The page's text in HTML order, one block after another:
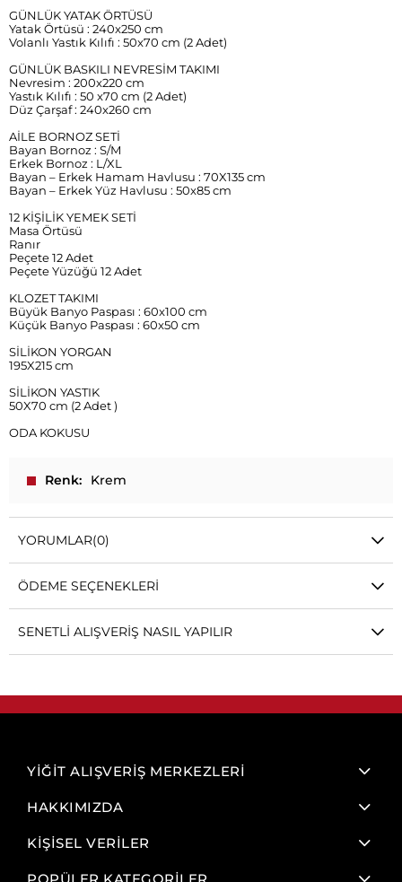
GÜNLÜK YATAK ÖRTÜSÜ
Yatak Örtüsü : 240x250 cm
Volanlı Yastık Kılıfı : 50x70 cm (2 Adet)
GÜNLÜK BASKILI NEVRESİM TAKIMI
Nevresim : 200x220 cm
Yastık Kılıfı : 50 x70 cm (2 Adet)
Düz Çarşaf : 240x260 cm
AİLE BORNOZ SETİ
Bayan Bornoz : S/M
Erkek Bornoz : L/XL
Bayan – Erkek Hamam Havlusu : 70X135 cm
Bayan – Erkek Yüz Havlusu : 50x85 cm
12 KİŞİLİK YEMEK SETİ
Masa Örtüsü
Ranır
Peçete 12 Adet
Peçete Yüzüğü 12 Adet
KLOZET TAKIMI
Büyük Banyo Paspası : 60x100 cm
Küçük Banyo Paspası : 60x50 cm
SİLİKON YORGAN
195X215 cm
SİLİKON YASTIK
50X70 cm (2 Adet )
ODA KOKUSU
Renk Krem
YORUMLAR(0)
ÖDEME SEÇENEKLERI
SENETLI ALIŞVERIŞ NASIL YAPILIR
YİĞİT ALIŞVERİŞ MERKEZLERİ
HAKKIMIZDA
KİŞİSEL VERİLER